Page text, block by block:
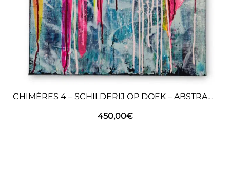
CHIMÈRES 4 – SCHILDERIJ OP DOEK – ABSTRACTE KUNST
450,00€